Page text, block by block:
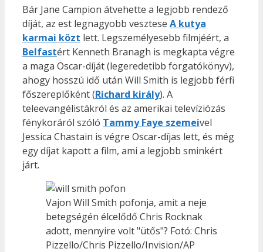
Bár Jane Campion átvehette a legjobb rendező
díját, az est legnagyobb vesztese A kutya
karmai közt lett. Legszemélyesebb filmjéért, a
Belfastért Kenneth Branagh is megkapta végre
a maga Oscar-díját (legeredetibb forgatókönyv),
ahogy hosszú idő után Will Smith is legjobb férfi
főszereplőként (Richard király). A
teleevangélistákról és az amerikai televíziózás
fénykoráról szóló Tammy Faye szemeivel
Jessica Chastain is végre Oscar-díjas lett, és még
egy díjat kapott a film, ami a legjobb sminkért
járt.
Vajon Will Smith pofonja, amit a neje
betegségén élcelődő Chris Rocknak
adott, mennyire volt "ütős"? Fotó: Chris
Pizzello/Chris Pizzello/Invision/AP